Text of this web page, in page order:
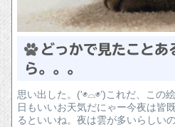
どっかで見たことあ
ら。。。
思い出した。('◉⌓◉’)これだ、この
日もいいお天気だにゃー今夜は皆
るといいね。夜は雲が多いらしい